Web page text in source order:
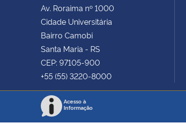
Av. Roraima nº 1000
Cidade Universitária
Bairro Camobi
Santa Maria - RS
CEP: 97105-900
+55 (55) 3220-8000
Acesso à
Informação